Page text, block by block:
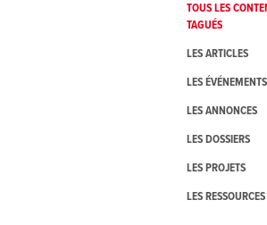
TOUS LES
TAGUÉS
LES ARTICLES
LES ÉVÉNEMENTS
LES ANNONCES
LES DOSSIERS
LES PROJETS
LES RESSOURCES